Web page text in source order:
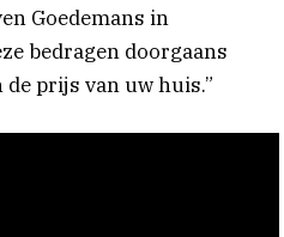
Goedemans in
bedragen doorgaans
prijs van uw huis.”